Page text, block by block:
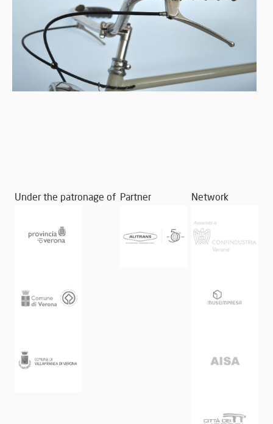
Under the patronage of Partner Network